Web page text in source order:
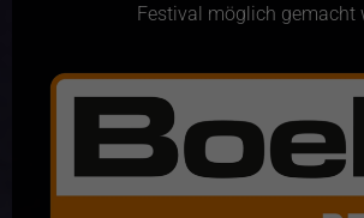
Festival möglich gemacht